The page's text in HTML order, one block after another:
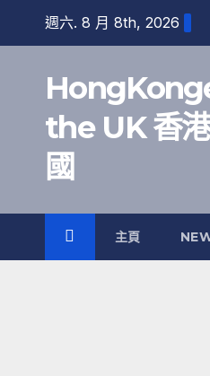
週六. 8 月 8th, 2026
the UK 香
國
主頁